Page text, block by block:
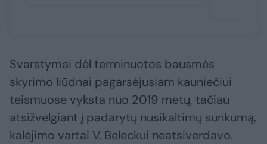
Svarstymai dėl terminuotos bausmės
skyrimo liūdnai pagarsėjusiam kauniečiui
teismuose vyksta nuo 2019 metų, tačiau
atsižvelgiant į padarytų nusikaltimų sunkumą,
kalėjimo vartai V. Beleckui neatsiverdavo.